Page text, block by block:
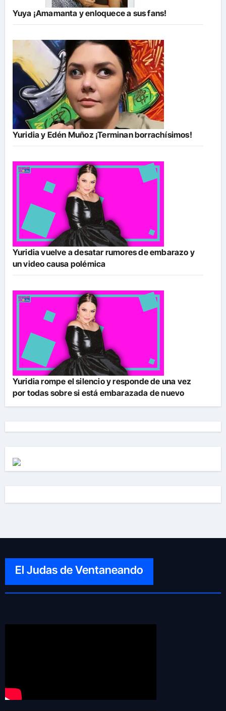
Yuya ¡Amamanta y enloquece a sus fans!
Yuridia y Edén Muñoz ¡Terminan borrachísimos!
Yuridia vuelve a desatar rumores de embarazo y
un video causa polémica
Yuridia rompe el silencio y responde de una vez
por todas sobre si está embarazada de nuevo
El Judas de Ventaneando